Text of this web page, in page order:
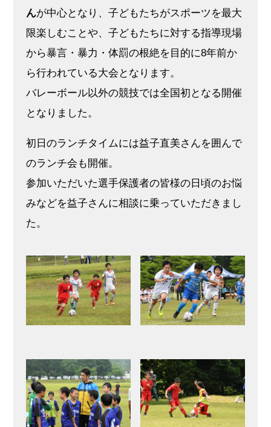
んが中心となり、子どもたちがスポーツを最大
限楽しむことや、子どもたちに対する指導現場
から暴言・暴力・体罰の根絶を目的に8年前か
ら行われている大会となります。
バレーボール以外の競技では全国初となる開催
となりました。
初日のランチタイムには益子直美さんを囲んで
のランチ会も開催。
参加いただいた選手保護者の皆様の日頃のお悩
みなどを益子さんに相談に乗っていただきまし
た。